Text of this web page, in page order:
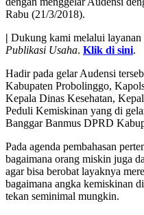
Rabu (21/3/2018).
| Dukung kami melalui layanan
Publikasi Usaha. Klik di sini.
Hadir pada gelar Audensi
Kabupaten Probolinggo,
Kepala Dinas Kesehatan,
Peduli Kemiskinan yang di
Banggar Banmus DPRD
Pada agenda pembahasan
bagaimana orang miskin juga
agar bisa berobat layaknya
bagaimana angka kemiskinan
tekan seminimal mungkin.